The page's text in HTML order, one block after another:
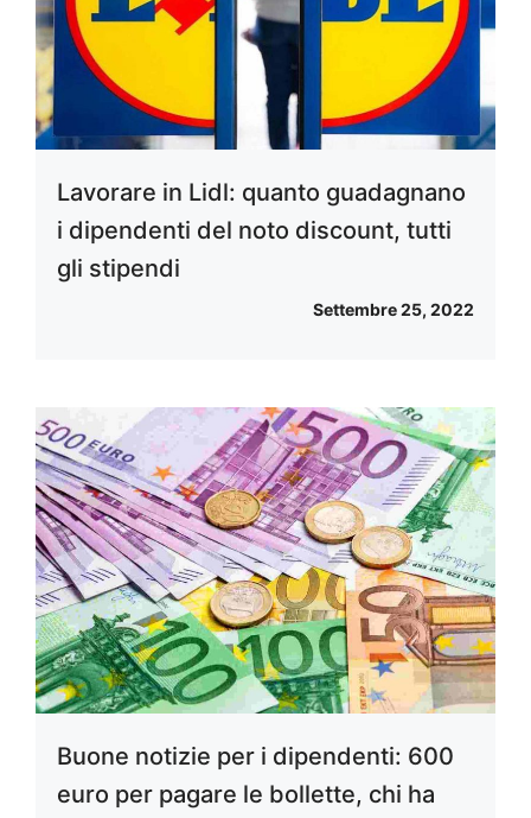
Lavorare in Lidl: quanto guadagnano
i dipendenti del noto discount, tutti
gli stipendi
Settembre 25, 2022
Buone notizie per i dipendenti: 600
euro per pagare le bollette, chi ha